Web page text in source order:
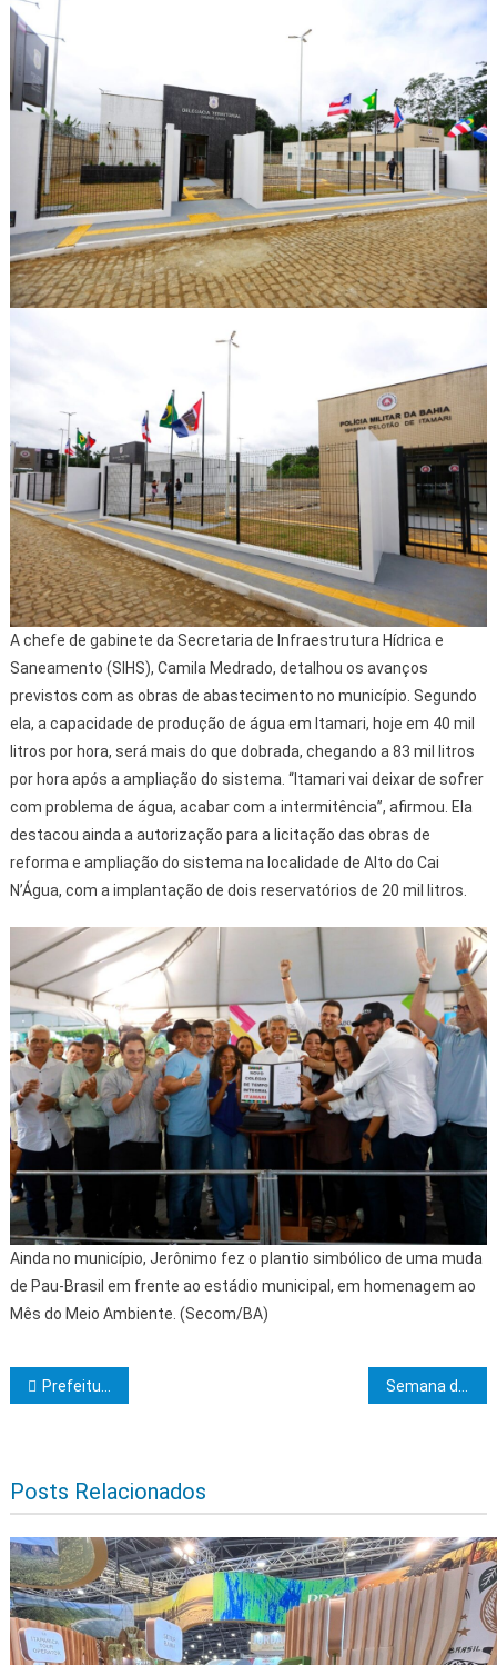
A chefe de gabinete da Secretaria de Infraestrutura Hídrica e
Saneamento (SIHS), Camila Medrado, detalhou os avanços
previstos com as obras de abastecimento no município. Segundo
ela, a capacidade de produção de água em Itamari, hoje em 40 mil
litros por hora, será mais do que dobrada, chegando a 83 mil litros
por hora após a ampliação do sistema. “Itamari vai deixar de sofrer
com problema de água, acabar com a intermitência”, afirmou. Ela
destacou ainda a autorização para a licitação das obras de
reforma e ampliação do sistema na localidade de Alto do Cai
N’Água, com a implantação de dois reservatórios de 20 mil litros.
Ainda no município, Jerônimo fez o plantio simbólico de uma muda
de Pau-Brasil em frente ao estádio municipal, em homenagem ao
Mês do Meio Ambiente. (Secom/BA)
Navegação de Post
Prefeitura de Itabuna avalia detalhes para inauguração da Praça Pastor Hélio Lourenço da Silva
Posts Relacionados